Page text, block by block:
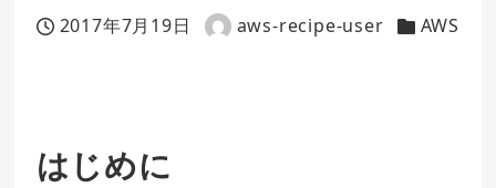
投稿日
2017年7月19日
著
aws-recipe-user
カテゴリー
AWS
はじめに